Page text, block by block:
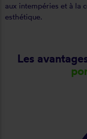
aux intempéries et à la
esthétique.
Les